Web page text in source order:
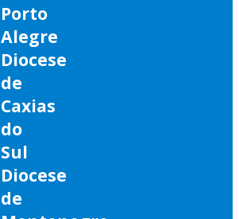
Porto
Alegre
Diocese
de
Caxias
do
Sul
Diocese
de